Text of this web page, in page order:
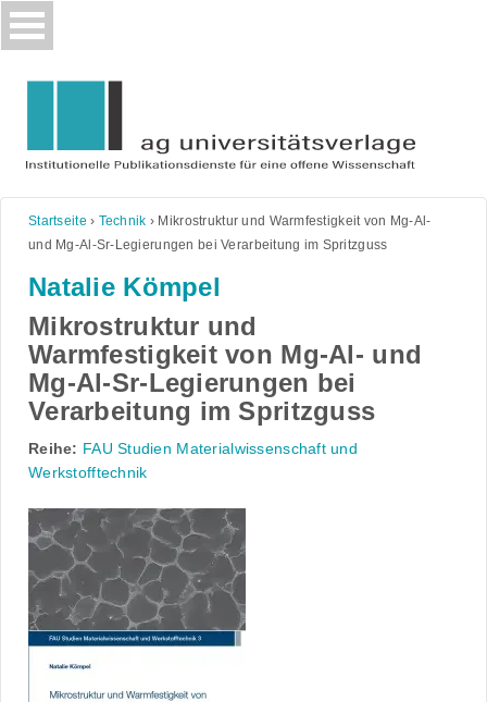
Skip
to
Startseite › Technik › Mikrostruktur und Warmfestigkeit von Mg-Al-
und Mg-Al-Sr-Legierungen bei Verarbeitung im Spritzguss
Natalie Kömpel
Mikrostruktur und
Warmfestigkeit von Mg-Al- und
Mg-Al-Sr-Legierungen bei
Verarbeitung im Spritzguss
Reihe: FAU Studien Materialwissenschaft und
Werkstofftechnik